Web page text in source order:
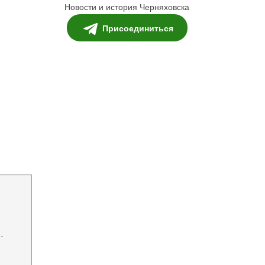
Новости и история Черняховска
Присоединиться